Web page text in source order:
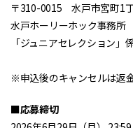
〒310-0015 水戸市宮町1
水戸ホーリーホック事務所
「ジュニアセレクション」
※申込後のキャンセルは返
■応募締切